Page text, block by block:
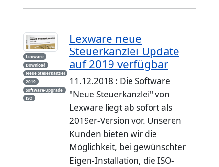
Lexware
Download
Neue Steuerkanzlei
2019
Software-Upgrade
ISO
Lexware neue
Steuerkanzlei Update
auf 2019 verfügbar
11.12.2018 : Die Software
"Neue Steuerkanzlei" von
Lexware liegt ab sofort als
2019er-Version vor. Unseren
Kunden bieten wir die
Möglichkeit, bei gewünschter
Eigen-Installation, die ISO-